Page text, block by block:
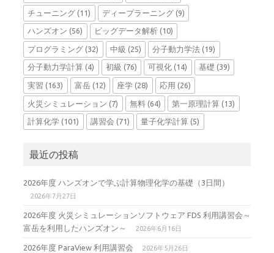
チューニング (11) ディープラーニング(9)
ハンズオン (56) ビッグデータ解析(10)
プログラミング (32) 中級 (25) 分子動力学法 (19)
分子動力学計算 (4) 初級 (76) 可視化 (14) 基礎 (39)
実習 (163) 富岳(12) 座学 (28) 応用 (26)
火災シミュレーション (7) 無料(64) 第一原理計算 (13)
計算化学 (101) 講習会 (71) 量子化学計算 (5)
最近の投稿
2026年度 ハンズオンで学ぶ計算物理化学の基礎（3日間）
2026年7月27日
2026年度 火災シミュレーションソフトウェア FDS 利用講習会～
富岳を利用したハンズオン～
2026年6月16日
2026年度 ParaView 利用講習会 2026年5月26日